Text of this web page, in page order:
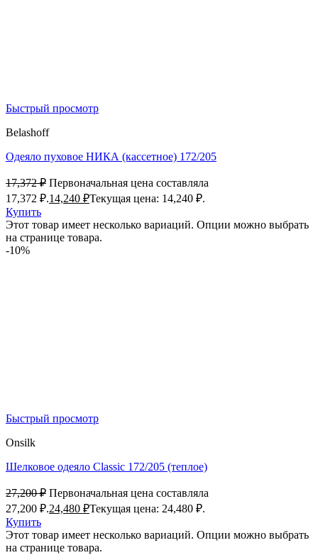
Быстрый просмотр
Belashoff
Одеяло пуховое НИКА (кассетное) 172/205
17,372₽ Первоначальная цена составляла
17,372 ₽.14,240 ₽Текущая цена: 14,240 ₽.
Купить
Этот товар имеет несколько вариаций. Опции можно выбрать
на странице товара.
-10%
Быстрый просмотр
Onsilk
Шелковое одеяло Classic 172/205 (теплое)
27,200₽ Первоначальная цена составляла
27,200 ₽.24,480 ₽Текущая цена: 24,480 ₽.
Купить
Этот товар имеет несколько вариаций. Опции можно выбрать
на странице товара.